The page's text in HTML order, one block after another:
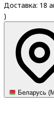
Доставка: 18
)
Беларусь